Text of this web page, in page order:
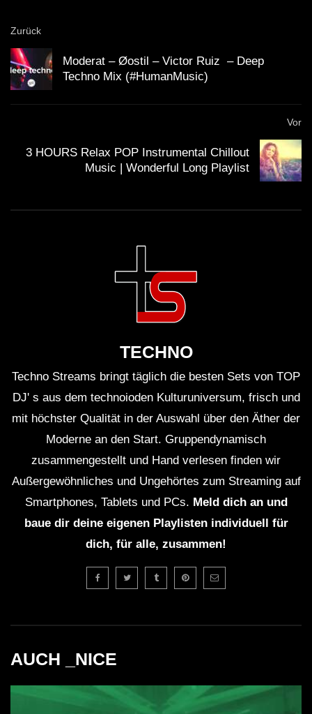
Zurück
Moderat – Øostil – Victor Ruiz – Deep
Techno Mix (#HumanMusic)
Vor
3 HOURS Relax POP Instrumental Chillout
Music | Wonderful Long Playlist
TECHNO
Techno Streams bringt täglich die besten Sets von TOP
DJ' s aus dem technoioden Kulturuniversum, frisch und
mit höchster Qualität in der Auswahl über den Äther der
Moderne an den Start. Gruppendynamisch
zusammengestellt und Hand verlesen finden wir
Außergewöhnliches und Ungehörtes zum Streaming auf
Smartphones, Tablets und PCs. Meld dich an und
baue dir deine eigenen Playlisten individuell für
dich, für alle, zusammen!
AUCH _NICE